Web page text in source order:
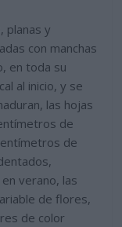
planas y
con manchas
en toda su
al inicio, y se
las hojas
de
de
verano, las
de flores,
de color